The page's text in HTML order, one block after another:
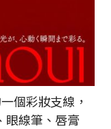
個彩妝支線，
眼線筆、唇膏